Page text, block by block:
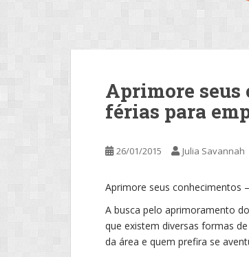
Aprimore seus
férias para
26/01/2015 Julia Savannah
Aprimore seus conhecimentos
A busca pelo aprimoramento
que existem diversas formas
da área e quem prefira se